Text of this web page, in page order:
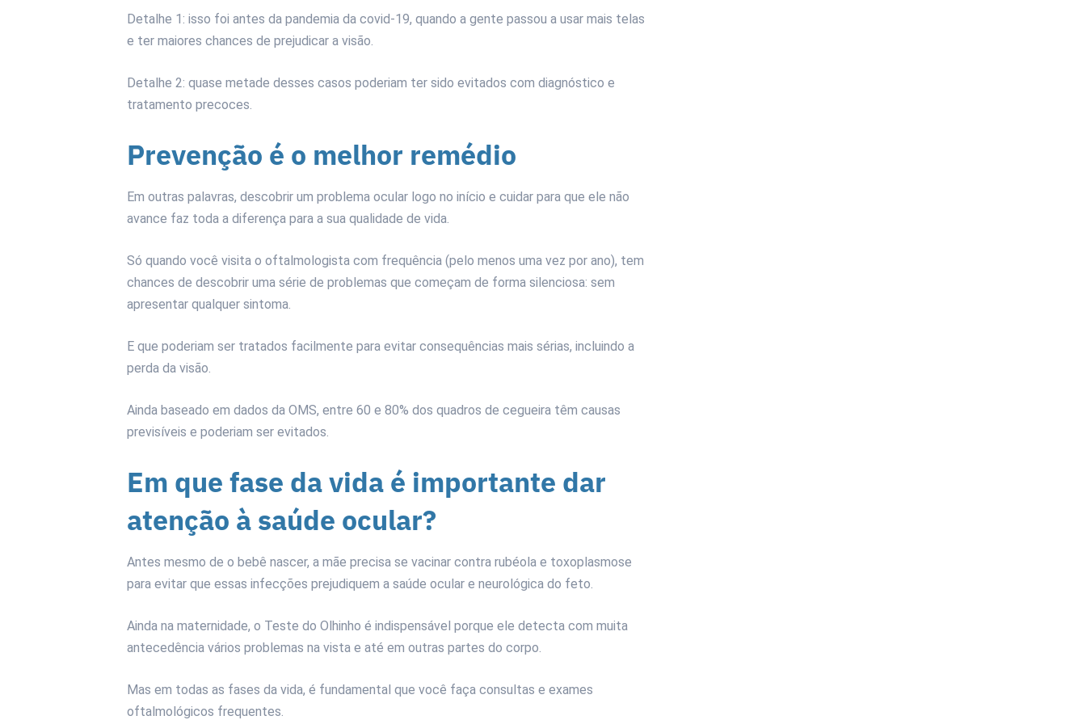
Detalhe 1: isso foi antes da pandemia da covid-19, quando a gente passou a usar mais telas
e ter maiores chances de prejudicar a visão.
Detalhe 2: quase metade desses casos poderiam ter sido evitados com diagnóstico e
tratamento precoces.
Prevenção é o melhor remédio
Em outras palavras, descobrir um problema ocular logo no início e cuidar para que ele não
avance faz toda a diferença para a sua qualidade de vida.
Só quando você visita o oftalmologista com frequência (pelo menos uma vez por ano), tem
chances de descobrir uma série de problemas que começam de forma silenciosa: sem
apresentar qualquer sintoma.
E que poderiam ser tratados facilmente para evitar consequências mais sérias, incluindo a
perda da visão.
Ainda baseado em dados da OMS, entre 60 e 80% dos quadros de cegueira têm causas
previsíveis e poderiam ser evitados.
Em que fase da vida é importante dar
atenção à saúde ocular?
Antes mesmo de o bebê nascer, a mãe precisa se vacinar contra rubéola e toxoplasmose
para evitar que essas infecções prejudiquem a saúde ocular e neurológica do feto.
Ainda na maternidade, o Teste do Olhinho é indispensável porque ele detecta com muita
antecedência vários problemas na vista e até em outras partes do corpo.
Mas em todas as fases da vida, é fundamental que você faça consultas e exames
oftalmológicos frequentes.